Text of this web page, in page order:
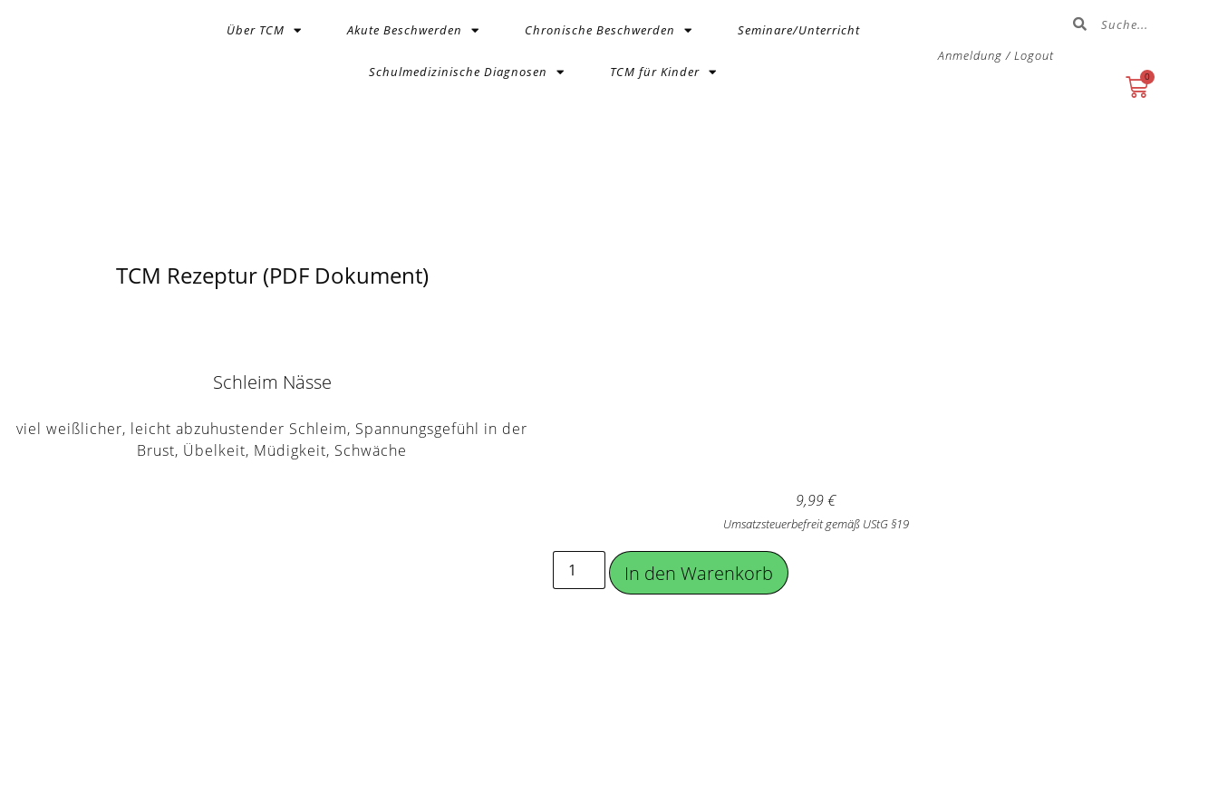
Über TCM Akute Beschwerden Chronische Beschwerden Seminare/Unterricht
Schulmedizinische Diagnosen TCM für Kinder
Anmeldung / Logout
0
TCM Rezeptur (PDF Dokument)
Schleim Nässe
viel weißlicher, leicht abzuhustender Schleim, Spannungsgefühl in der
Brust, Übelkeit, Müdigkeit, Schwäche
9,99€
Umsatzsteuerbefreit gemäß UStG §19
In den Warenkorb